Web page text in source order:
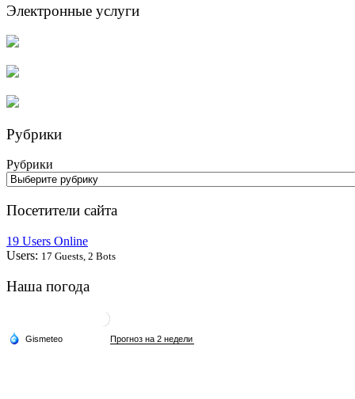
Электронные услуги
Рубрики
Рубрики
Посетители сайта
19 Users Online
Users: 17 Guests, 2 Bots
Наша погода